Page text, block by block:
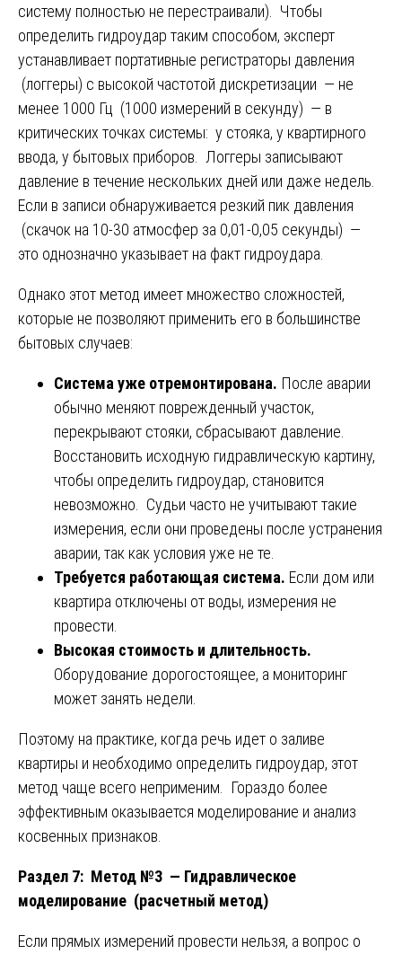
систему полностью не перестраивали). Чтобы
определить гидроудар таким способом, эксперт
устанавливает портативные регистраторы давления
(логгеры) с высокой частотой дискретизации — не
менее 1000 Гц (1000 измерений в секунду) — в
критических точках системы: у стояка, у квартирного
ввода, у бытовых приборов. Логгеры записывают
давление в течение нескольких дней или даже недель.
Если в записи обнаруживается резкий пик давления
(скачок на 10-30 атмосфер за 0,01-0,05 секунды) —
это однозначно указывает на факт гидроудара.
Однако этот метод имеет множество сложностей,
которые не позволяют применить его в большинстве
бытовых случаев:
Система уже отремонтирована. После аварии
обычно меняют поврежденный участок,
перекрывают стояки, сбрасывают давление.
Восстановить исходную гидравлическую картину,
чтобы определить гидроудар, становится
невозможно. Судьи часто не учитывают такие
измерения, если они проведены после устранения
аварии, так как условия уже не те.
Требуется работающая система. Если дом или
квартира отключены от воды, измерения не
провести.
Высокая стоимость и длительность.
Оборудование дорогостоящее, а мониторинг
может занять недели.
Поэтому на практике, когда речь идет о заливе
квартиры и необходимо определить гидроудар, этот
метод чаще всего неприменим. Гораздо более
эффективным оказывается моделирование и анализ
косвенных признаков.
Раздел 7: Метод №3 — Гидравлическое
моделирование (расчетный метод)
Если прямых измерений провести нельзя, а вопрос о